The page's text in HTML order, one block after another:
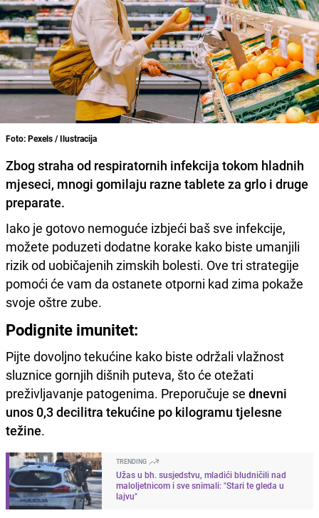
Foto: Pexels / Ilustracija
Zbog straha od respiratornih infekcija tokom hladnih
mjeseci, mnogi gomilaju razne tablete za grlo i druge
preparate.
Iako je gotovo nemoguće izbjeći baš sve infekcije,
možete poduzeti dodatne korake kako biste umanjili
rizik od uobičajenih zimskih bolesti. Ove tri strategije
pomoći će vam da ostanete otporni kad zima pokaže
svoje oštre zube.
Podignite imunitet:
Pijte dovoljno tekućine kako biste održali vlažnost
sluznice gornjih dišnih puteva, što će otežati
preživljavanje patogenima. Preporučuje se dnevni
unos 0,3 decilitra tekućine po kilogramu tjelesne
težine.
TRENDING
Užas u bh. susjedstvu, mladići bludničili nad
maloljetnicom i sve snimali: "Stari te gleda u
lajvu"